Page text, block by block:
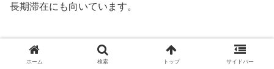
長期滞在にも向いています。
ホーム 検索 トップ サイドバー